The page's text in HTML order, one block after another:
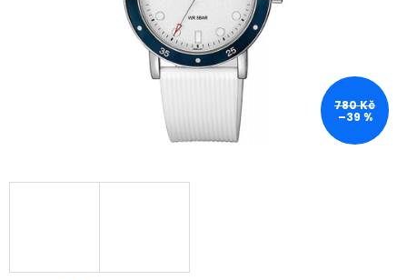
780 Kč
–39 %